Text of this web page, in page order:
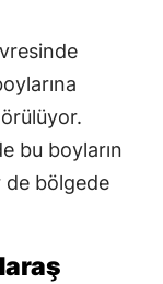
bu boyların
de bölgede